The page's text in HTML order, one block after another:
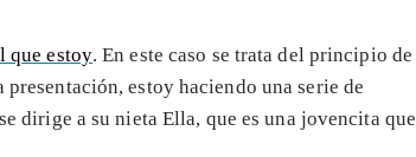
que estoy. En este caso se trata del principio de
presentación, estoy haciendo una serie de
dirige a su nieta Ella, que es una jovencita que